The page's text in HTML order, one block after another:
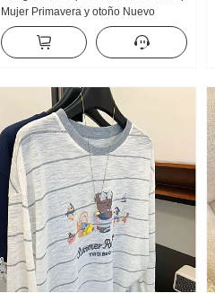
Mujer Primavera y otoño Nuevo
Holgado Adelgazante tejido de punto
Cachemira Manga Larga Para uso
exterior Patchwork Camisa